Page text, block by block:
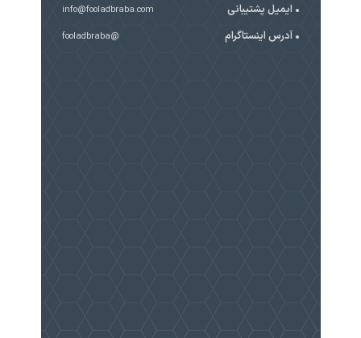
ایمیل پشتیبانی info@fooladbraba.com
آدرس اینستاگرام @fooladbraba